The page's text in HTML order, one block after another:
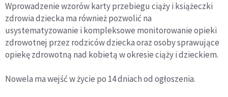
Wprowadzenie wzorów karty przebiegu ciąży i książeczki
zdrowia dziecka ma również pozwolić na
usystematyzowanie i kompleksowe monitorowanie opieki
zdrowotnej przez rodziców dziecka oraz osoby sprawujące
opiekę zdrowotną nad kobietą w okresie ciąży i dzieckiem.
Nowela ma wejść w życie po 14 dniach od ogłoszenia.